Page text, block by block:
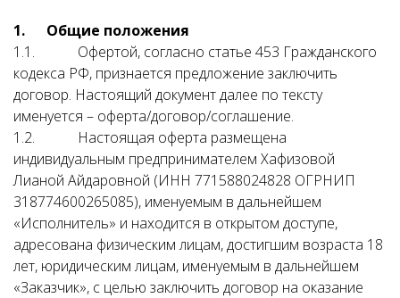
1. Общие положения
1.1. Офертой, согласно статье 453 Гражданского
кодекса РФ, признается предложение заключить
договор. Настоящий документ далее по тексту
именуется – оферта/договор/соглашение.
1.2. Настоящая оферта размещена
индивидуальным предпринимателем Хафизовой
Лианой Айдаровной (ИНН 771588024828 ОГРНИП
318774600265085), именуемым в дальнейшем
«Исполнитель» и находится в открытом доступе,
адресована физическим лицам, достигшим возраста 18
лет, юридическим лицам, именуемым в дальнейшем
«Заказчик», с целью заключить договор на оказание